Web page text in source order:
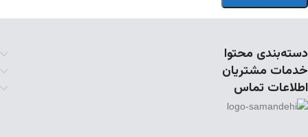
دسته‌بندی محتوا
خدمات مشتریان
اطلاعات تماس